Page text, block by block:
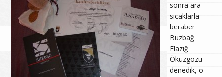
sonra ara
sıcaklarla
beraber
Buzbağ
Elazığ
Öküzgözü
denedik, o